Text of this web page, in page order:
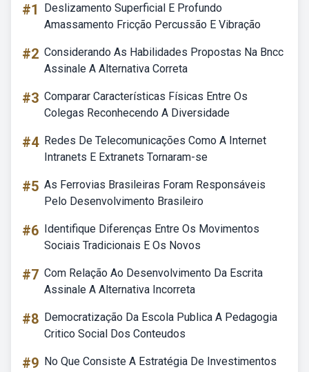
#1
Deslizamento Superficial E Profundo
Amassamento Fricção Percussão E Vibração
#2 Considerando As Habilidades Propostas Na Bncc
Assinale A Alternativa Correta
#3 Comparar Características Físicas Entre Os
Colegas Reconhecendo A Diversidade
#4 Redes De Telecomunicações Como A Internet
Intranets E Extranets Tornaram-se
#5 As Ferrovias Brasileiras Foram Responsáveis
Pelo Desenvolvimento Brasileiro
#6 Identifique Diferenças Entre Os Movimentos
Sociais Tradicionais E Os Novos
#7 Com Relação Ao Desenvolvimento Da Escrita
Assinale A Alternativa Incorreta
#8 Democratização Da Escola Publica A Pedagogia
Critico Social Dos Conteudos
#9 No Que Consiste A Estratégia De Investimentos